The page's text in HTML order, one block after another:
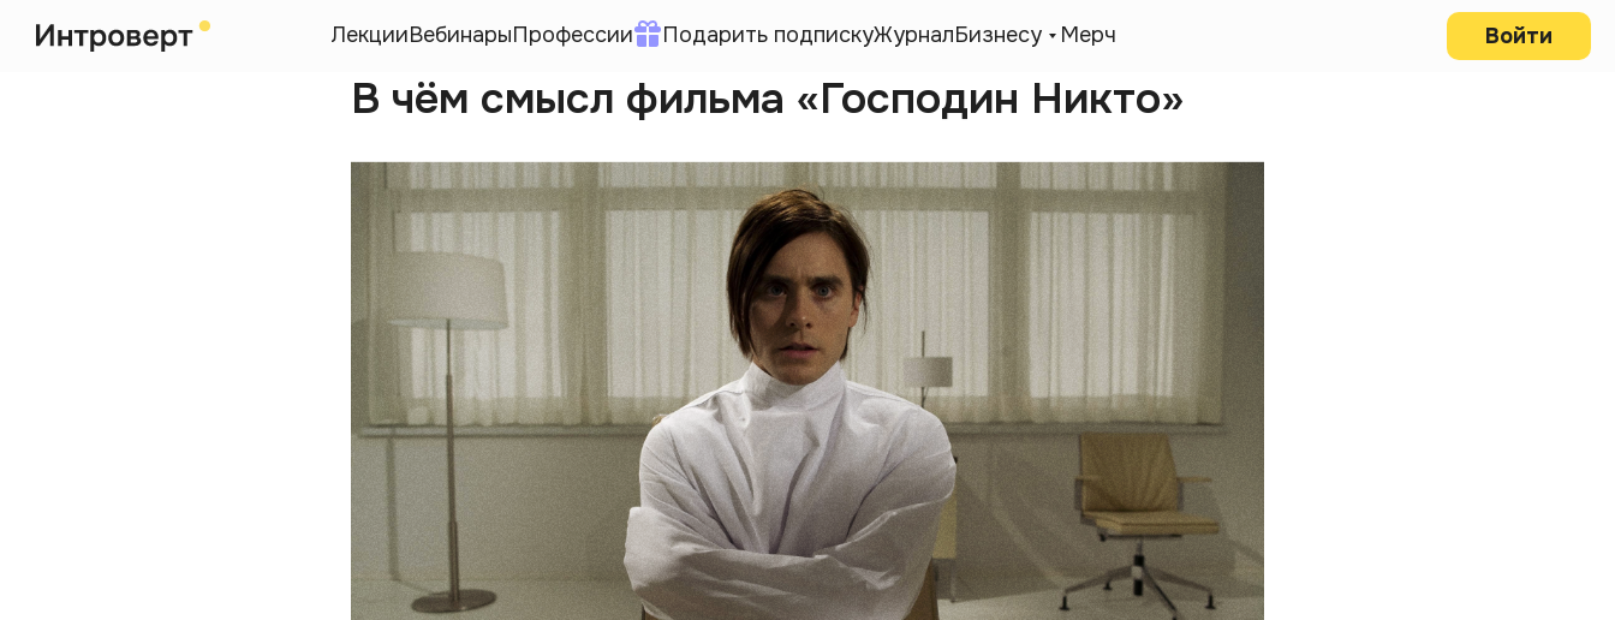
ЛекцииВебинарыПрофессии Подарить подпискуЖурналБизнесу Мерч Войти
В чём смысл фильма «Господин Никто»